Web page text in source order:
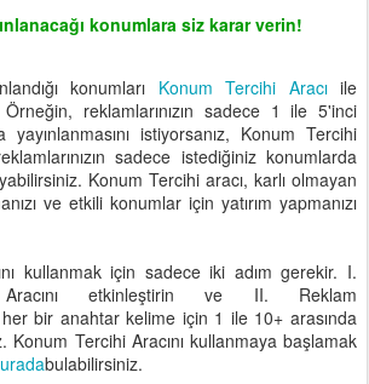
konumlara siz karar verin!
konumları Konum Tercihi Aracıile
reklamlarınızın sadece 1 ile 5'inci
yayınlanmasını istiyorsanız, Konum Tercihi
sadece istediğiniz konumlarda
Konum Tercihi aracı, karlı olmayan
ve etkili konumlar için yatırım yapmanızı
kullanmak için sadece iki adım gerekir. I.
etkinleştirin ve II. Reklam
her bir anahtar kelime için 1 ile 10+ arasında
Konum Tercihi Aracını kullanmaya başlamak
bulabilirsiniz.